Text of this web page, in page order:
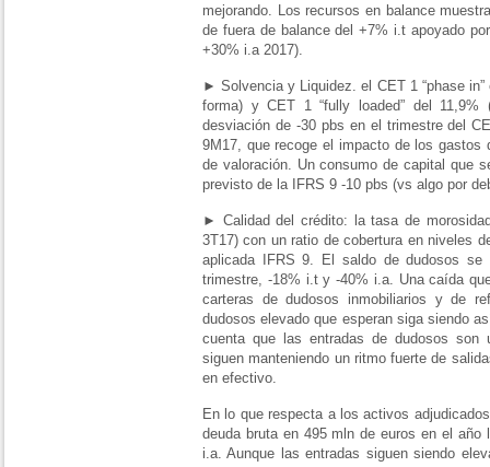
mejorando. Los recursos en balance
de fuera de balance del +7% i.t apoyado
+30% i.a 2017).
► Solvencia y Liquidez. el CET 1 “phase
forma) y CET 1 “fully loaded” del
desviación de -30 pbs en el trimestre del
9M17, que recoge el impacto de los
de valoración. Un consumo de capital que
previsto de la IFRS 9 -10 pbs (vs algo por
► Calidad del crédito: la tasa de
3T17) con un ratio de cobertura en niveles
aplicada IFRS 9. El saldo de dudosos
trimestre, -18% i.t y -40% i.a. Una caída
carteras de dudosos inmobiliarios y de
dudosos elevado que esperan siga siendo
cuenta que las entradas de dudosos
siguen manteniendo un ritmo fuerte de
en efectivo.
En lo que respecta a los activos
deuda bruta en 495 mln de euros en el
i.a. Aunque las entradas siguen siendo